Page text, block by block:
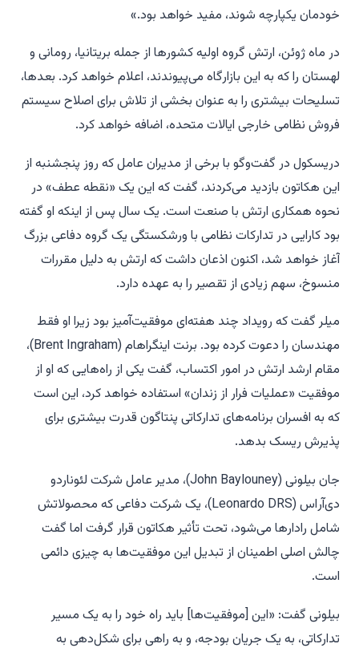
خودمان یکپارچه شوند، مفید خواهد بود.»
در ماه ژوئن، ارتش گروه اولیه کشورها از جمله بریتانیا، رومانی و
لهستان را که به این بازارگاه می‌پیوندند، اعلام خواهد کرد. بعدها،
تسلیحات بیشتری را به عنوان بخشی از تلاش برای اصلاح سیستم
فروش نظامی خارجی ایالات متحده، اضافه خواهد کرد.
دریسکول در گفت‌وگو با برخی از مدیران عامل که روز پنجشنبه از
این هکاتون بازدید می‌کردند، گفت که این یک «نقطه عطف» در
نحوه همکاری ارتش با صنعت است. یک سال پس از اینکه او گفته
بود کارایی در تدارکات نظامی با ورشکستگی یک گروه دفاعی بزرگ
آغاز خواهد شد، اکنون اذعان داشت که ارتش به دلیل مقررات
منسوخ، سهم زیادی از تقصیر را به عهده دارد.
میلر گفت که رویداد چند هفته‌ای موفقیت‌آمیز بود زیرا او فقط
مهندسان را دعوت کرده بود. برنت اینگراهام (Brent Ingraham)،
مقام ارشد ارتش در امور اکتساب، گفت یکی از راه‌هایی که او از
موفقیت «عملیات فرار از زندان» استفاده خواهد کرد، این است
که به افسران برنامه‌های تدارکاتی پنتاگون قدرت بیشتری برای
پذیرش ریسک بدهد.
جان بیلونی (John Baylouney)، مدیر عامل شرکت لئوناردو
دی‌آر‌اس (Leonardo DRS)، یک شرکت دفاعی که محصولاتش
شامل رادارها می‌شود، تحت تأثیر هکاتون قرار گرفت اما گفت
چالش اصلی اطمینان از تبدیل این موفقیت‌ها به چیزی دائمی
است.
بیلونی گفت: «این [موفقیت‌ها] باید راه خود را به یک مسیر
تدارکاتی، به یک جریان بودجه، و به راهی برای شکل‌دهی به